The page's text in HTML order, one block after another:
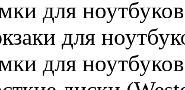
для
для
для